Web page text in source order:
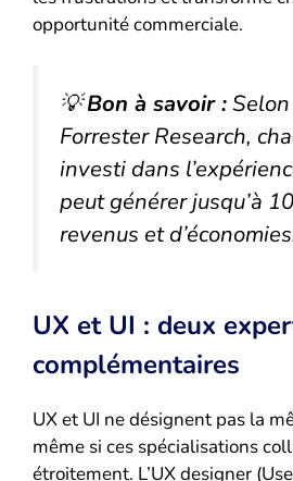
opportunité commerciale.
💡Bon à savoir :
Forrester Research,
investi dans
peut générer jusqu’à
revenus et
UX et UI : deux
complémentaires
UX et UI ne désignent pas la
même si ces spécialisations
étroitement. L’UX designer